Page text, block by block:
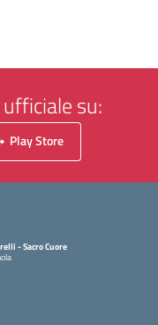
su:
Play Store
- Sacro Cuore
la pagina iniziale della scuola